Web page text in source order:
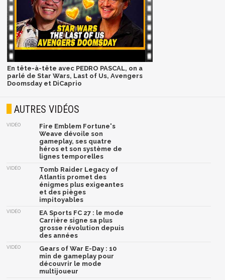
En tête-à-tête avec PEDRO PASCAL, on a
parlé de Star Wars, Last of Us, Avengers
Doomsday et DiCaprio
AUTRES VIDÉOS
VIDÉO
Fire Emblem Fortune's
Weave dévoile son
gameplay, ses quatre
héros et son système de
lignes temporelles
VIDÉO
Tomb Raider Legacy of
Atlantis promet des
énigmes plus exigeantes
et des pièges
impitoyables
VIDÉO
EA Sports FC 27 : le mode
Carrière signe sa plus
grosse révolution depuis
des années
VIDÉO
Gears of War E-Day : 10
min de gameplay pour
découvrir le mode
multijoueur